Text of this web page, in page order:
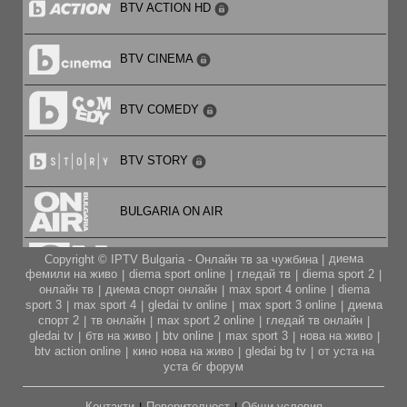
драма с уч. на Улрике Фолкерц, Дирк Мартенс, Пола
Шрам и др.
12:00
Новините на NOVA
12:30
„Наследство” (премиера) – сериен филм
13:30
15:00
„Съдби на кръстопът” – предаване
16:00
Новините на NOVA
16:30
„Да хванеш гората“ – документална поредица на
BTV ACTION HD
BTV CINEMA
BTV COMEDY
BTV STORY
BULGARIA ON AIR
CARTOON NETWORK
CITY TV
CODE FASHION TV HD
Copyright © IPTV Bulgaria - Онлайн тв за чужбина | диема
фемили на живо
diema sport online гледай тв diema sport 2
онлайн тв
диема спорт онлайн max sport 4 online
diema
sport 3
max sport 4 gledai tv online max sport 3 online
диема
спорт 2
тв онлайн max sport 2 online гледай тв онлайн
gledai tv
бтв на живо btv online max sport 3 нова на живо
btv action online
кино нова на живо gledai bg tv
от уста на
уста бг форум